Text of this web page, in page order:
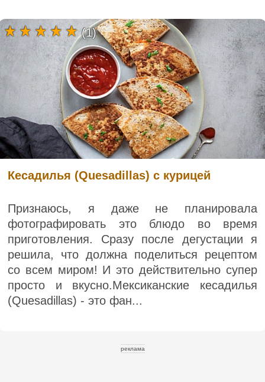
Кесадилья (Quesadillas) с курицей
Признаюсь, я даже не планировала
фотографировать это блюдо во время
приготовления. Сразу после дегустации я
решила, что должна поделиться рецептом
со всем миром! И это действительно супер
просто и вкусно.Мексиканские кесадилья
(Quesadillas) - это фан...
(1)
реклама